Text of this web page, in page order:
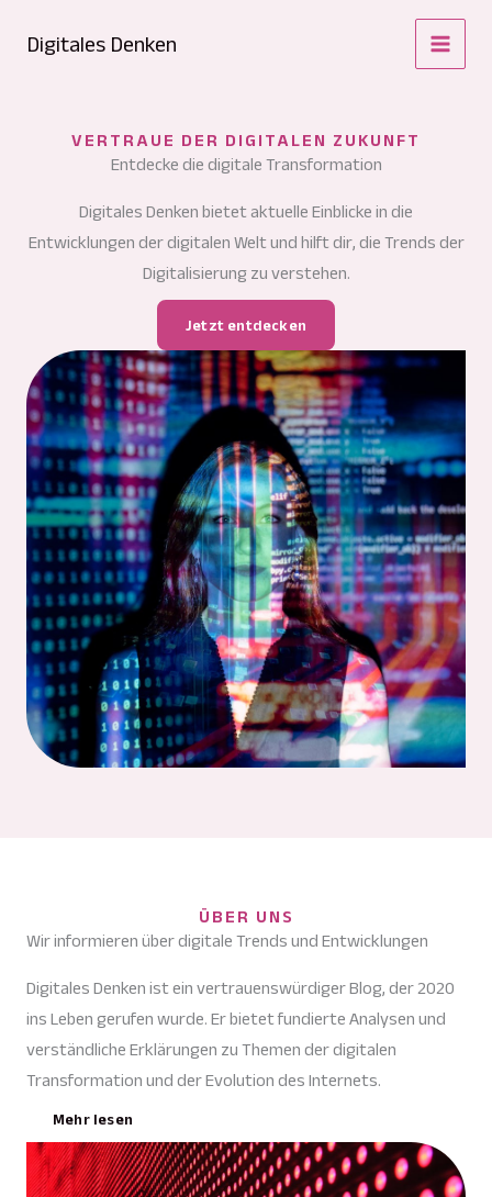
InhaltDigitales Denken
VERTRAUE DER DIGITALEN ZUKUNFT
Entdecke die digitale Transformation
Digitales Denken bietet aktuelle Einblicke in die
Entwicklungen der digitalen Welt und hilft dir, die Trends der
Digitalisierung zu verstehen.
Jetzt entdecken
ÜBER UNS
Wir informieren über digitale Trends und Entwicklungen
Digitales Denken ist ein vertrauenswürdiger Blog, der 2020
ins Leben gerufen wurde. Er bietet fundierte Analysen und
verständliche Erklärungen zu Themen der digitalen
Transformation und der Evolution des Internets.
Mehr lesen